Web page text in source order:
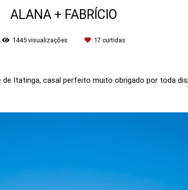
ALANA + FABRÍCIO
1445visualizações 17 curtidas
Itatinga, casal perfeito muito obrigado por toda